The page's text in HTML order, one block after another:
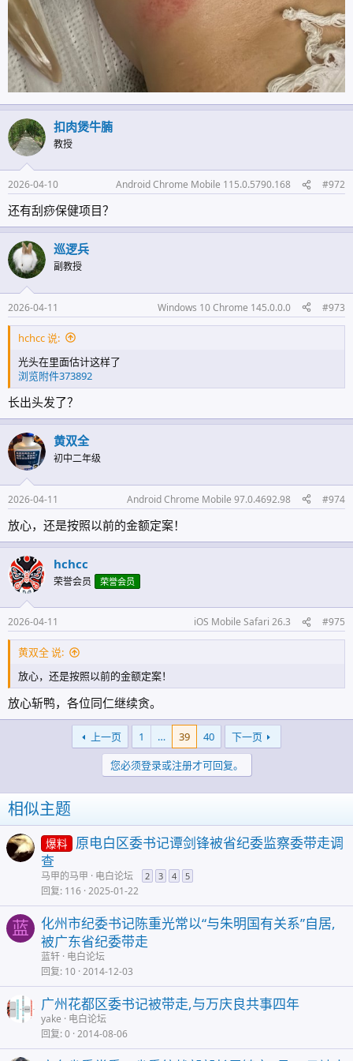
扣肉煲牛腩
教授
2026-04-10 Android Chrome Mobile 115.0.5790.168 #972
还有刮痧保健项目？
巡逻兵
副教授
2026-04-11 Windows 10 Chrome 145.0.0.0 #973
hchcc 说:
光头在里面估计这样了
浏览附件373892
长出头发了？
黄双全
初中二年级
2026-04-11 Android Chrome Mobile 97.0.4692.98 #974
放心，还是按照以前的金额定案！
hchcc
荣誉会员 荣誉会员
2026-04-11 iOS Mobile Safari 26.3 #975
黄双全 说:
放心，还是按照以前的金额定案！
放心斩鸭，各位同仁继续贪。
上一页 1 … 39 40
下一页
您必须登录或注册才可回复。
相似主题
爆料
原电白区委书记谭剑锋被省纪委监察委带走调
查
马甲的马甲 电白论坛 2 3 4 5
回复 116 2025-01-22
蓝
化州市纪委书记陈重光常以“与朱明国有关系”自居,
被广东省纪委带走
蓝轩 电白论坛
回复 10 2014-12-03
广州花都区委书记被带走,与万庆良共事四年
yake
电白论坛
回复 0 2014-08-06